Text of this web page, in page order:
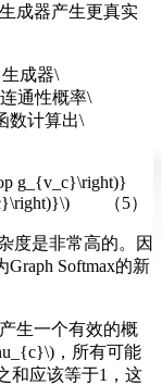
成器产生更真实
成器\
通性概率\
数计算出\
g_{v_c}\right)}
（5）
度是非常高的。因
Softmax的新
生一个有效的概
，所有可能
和应该等于1，这